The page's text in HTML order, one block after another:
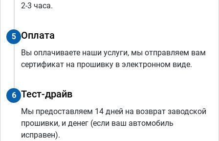
2-3 часа.
5 Оплата
Вы оплачиваете наши услуги, мы отправляем вам
сертификат на прошивку в электронном виде.
6 Тест-драйв
Мы предоставляем 14 дней на возврат заводской
прошивки, и денег (если ваш автомобиль
исправен).